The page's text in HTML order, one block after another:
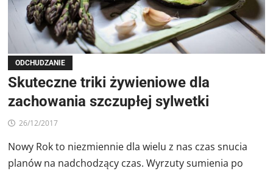
ODCHUDZANIE
Skuteczne triki żywieniowe dla
zachowania szczupłej sylwetki
26/12/2017
Nowy Rok to niezmiennie dla wielu z nas czas snucia
planów na nadchodzący czas. Wyrzuty sumienia po